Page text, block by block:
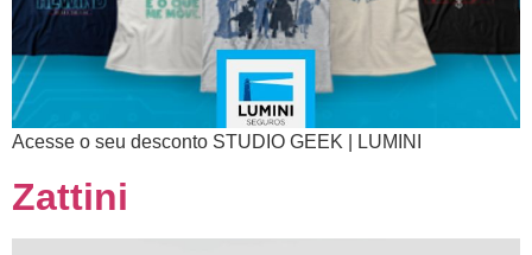
Acesse o seu desconto STUDIO GEEK | LUMINI
Zattini